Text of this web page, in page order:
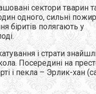
сектори тварин та
одного, сильні
біритів полягають у
і страти
Посередині на
і пекла – Эрлик-хан